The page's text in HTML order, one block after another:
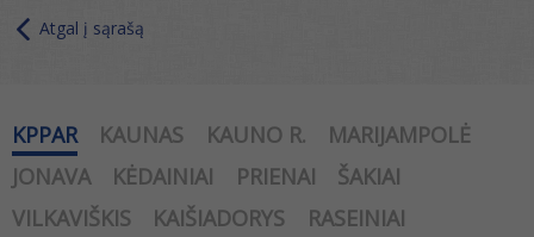
Atgal į sąrašą
KPPAR KAUNAS KAUNO R.
MARIJAMPOLĖ
JONAVA
KĖDAINIAI PRIENAI
ŠAKIAI
VILKAVIŠKIS
KAIŠIADORYS RASEINIAI